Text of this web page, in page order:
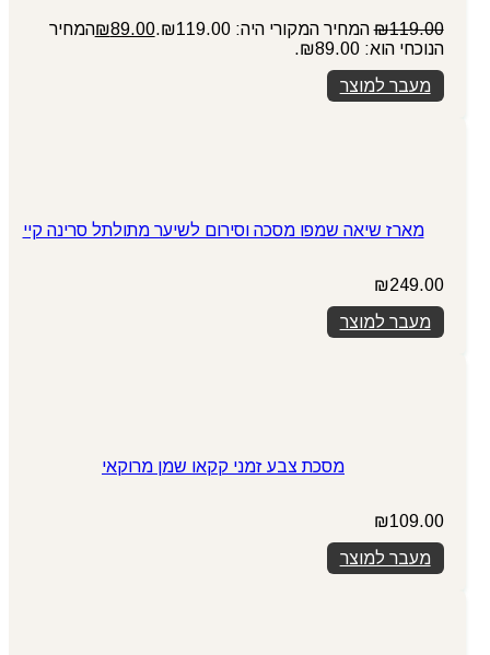
₪119.00 המחיר המקורי היה: ₪119.00. ₪89.00
המחיר
הנוכחי הוא: ₪89.00.
מעבר למוצר
מארז שיאה שמפו מסכה וסירום לשיער מתולתל סרינה קיי
₪249.00
מעבר למוצר
מסכת צבע זמני קקאו שמן מרוקאי
₪109.00
מעבר למוצר